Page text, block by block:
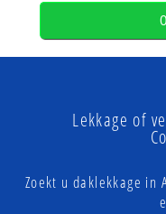
Lekkage of
Zoekt u daklekkage in